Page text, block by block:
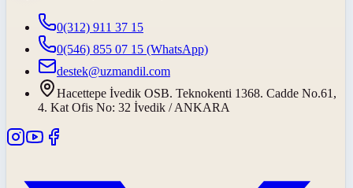
0(312) 911 37 15
0(546) 855 07 15 (WhatsApp)
destek@uzmandil.com
Hacettepe İvedik OSB. Teknokenti 1368. Cadde No.61,
4. Kat Ofis No: 32 İvedik / ANKARA